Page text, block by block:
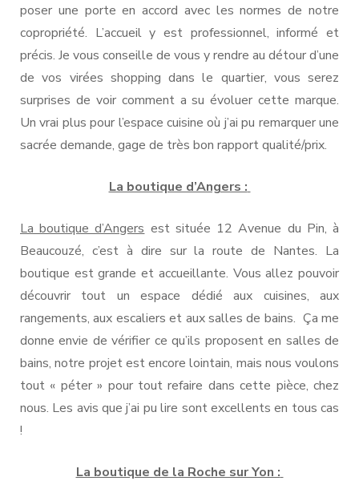
poser une porte en accord avec les normes de notre
copropriété. L’accueil y est professionnel, informé et
précis. Je vous conseille de vous y rendre au détour d’une
de vos virées shopping dans le quartier, vous serez
surprises de voir comment a su évoluer cette marque.
Un vrai plus pour l’espace cuisine où j’ai pu remarquer une
sacrée demande, gage de très bon rapport qualité/prix.
La boutique d’Angers :
La boutique d’Angers est située 12 Avenue du Pin, à
Beaucouzé, c’est à dire sur la route de Nantes. La
boutique est grande et accueillante. Vous allez pouvoir
découvrir tout un espace dédié aux cuisines, aux
rangements, aux escaliers et aux salles de bains. Ça me
donne envie de vérifier ce qu’ils proposent en salles de
bains, notre projet est encore lointain, mais nous voulons
tout « péter » pour tout refaire dans cette pièce, chez
nous. Les avis que j’ai pu lire sont excellents en tous cas
!
La boutique de la Roche sur Yon :